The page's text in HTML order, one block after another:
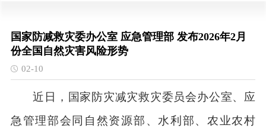
国家防减救灾委办公室 应急管理部 发布2026年2月
份全国自然灾害风险形势
02-10
近日，国家防灾减灾救灾委员会办公室、应
急管理部会同自然资源部、水利部、农业农村